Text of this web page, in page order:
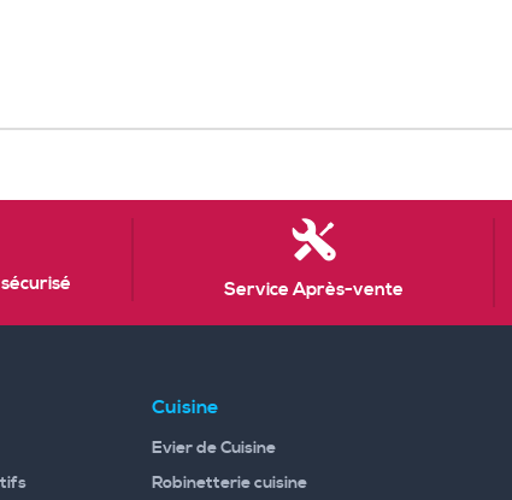
Service Après-vente
Cuisine
Evier de Cuisine
Robinetterie cuisine